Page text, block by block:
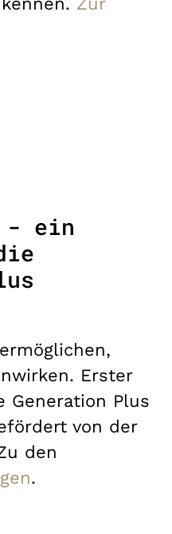
- ein
Erster
Generation Plus
von der
den
.